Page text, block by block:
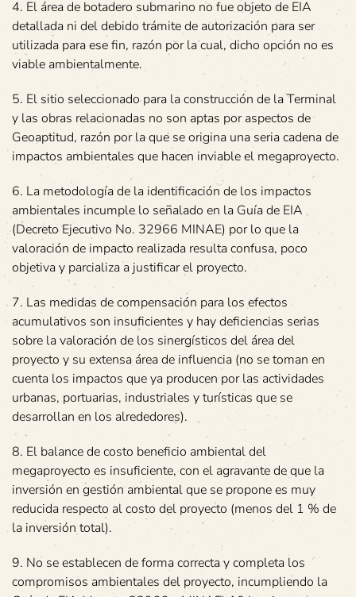
4. El área de botadero submarino no fue objeto de EIA
detallada ni del debido trámite de autorización para ser
utilizada para ese fin, razón por la cual, dicho opción no es
viable ambientalmente.
5. El sitio seleccionado para la construcción de la Terminal
y las obras relacionadas no son aptas por aspectos de
Geoaptitud, razón por la que se origina una seria cadena de
impactos ambientales que hacen inviable el megaproyecto.
6. La metodología de la identificación de los impactos
ambientales incumple lo señalado en la Guía de EIA
(Decreto Ejecutivo No. 32966 MINAE) por lo que la
valoración de impacto realizada resulta confusa, poco
objetiva y parcializa a justificar el proyecto.
7. Las medidas de compensación para los efectos
acumulativos son insuficientes y hay deficiencias serias
sobre la valoración de los sinergísticos del área del
proyecto y su extensa área de influencia (no se toman en
cuenta los impactos que ya producen por las actividades
urbanas, portuarias, industriales y turísticas que se
desarrollan en los alrededores).
8. El balance de costo beneficio ambiental del
megaproyecto es insuficiente, con el agravante de que la
inversión en gestión ambiental que se propone es muy
reducida respecto al costo del proyecto (menos del 1 % de
la inversión total).
9. No se establecen de forma correcta y completa los
compromisos ambientales del proyecto, incumpliendo la